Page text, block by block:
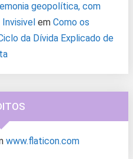
geopolítica, com
em Como os
da Dívida Explicado de
www.flaticon.com